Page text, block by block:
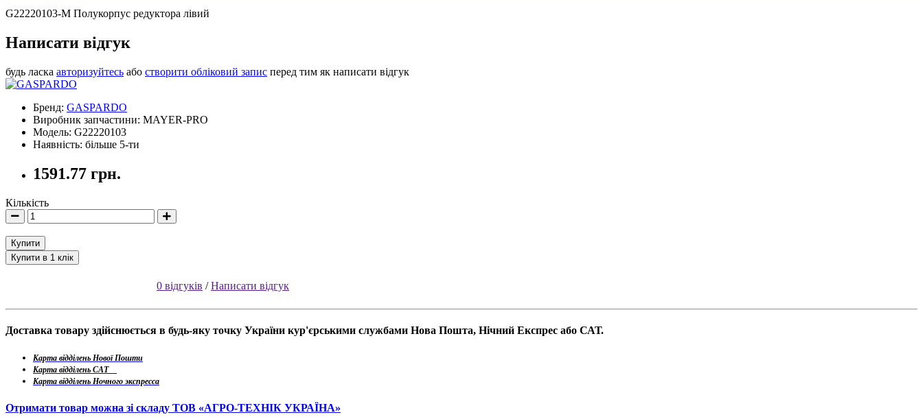
G22220103-M Полукорпус редуктора лівий
Написати відгук
будь ласка авторизуйтесь або створити обліковий запис перед тим як написати відгук
Бренд: GASPARDO
Виробник запчастини: MAYER-PRO
Модель: G22220103
Наявність: більше 5-ти
1591.77 грн.
Кількість
Купити
Купити в 1 клік
0 відгуків /Написати відгук
Доставка товару здійснюється в будь-яку точку України кур'єрськими службами Нова Пошта, Нічний Експрес або САТ.
Карта відділень Нової Пошти
Карта відділень САТ
Карта відділень Ночного экспресса
Отримати товар можна зі складу ТОВ «АГРО-ТЕХНІК УКРАЇНА»